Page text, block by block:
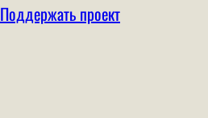
Поддержать проект